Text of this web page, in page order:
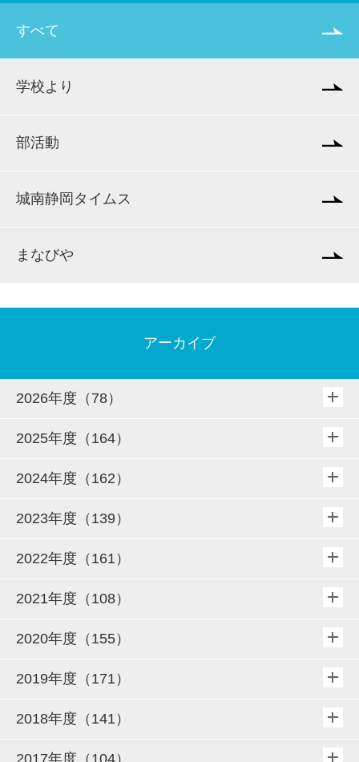
すべて
学校より
部活動
城南静岡タイムス
まなびや
アーカイブ
2026年度（78）
2025年度（164）
2024年度（162）
2023年度（139）
2022年度（161）
2021年度（108）
2020年度（155）
2019年度（171）
2018年度（141）